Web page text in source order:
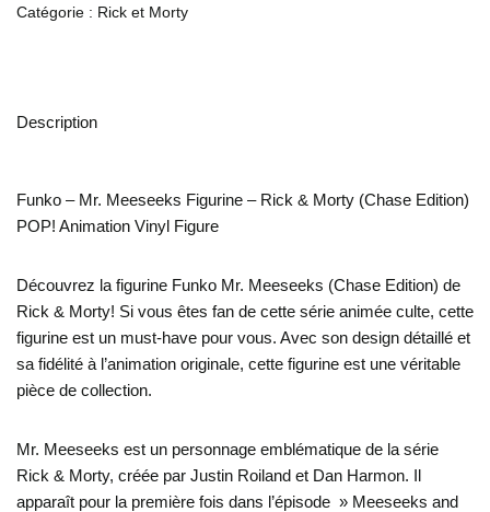
Catégorie : Rick et Morty
Description
Funko – Mr. Meeseeks Figurine – Rick & Morty (Chase Edition)
POP! Animation Vinyl Figure
Découvrez la figurine Funko Mr. Meeseeks (Chase Edition) de
Rick & Morty! Si vous êtes fan de cette série animée culte, cette
figurine est un must-have pour vous. Avec son design détaillé et
sa fidélité à l’animation originale, cette figurine est une véritable
pièce de collection.
Mr. Meeseeks est un personnage emblématique de la série
Rick & Morty, créée par Justin Roiland et Dan Harmon. Il
apparaît pour la première fois dans l’épisode » Meeseeks and